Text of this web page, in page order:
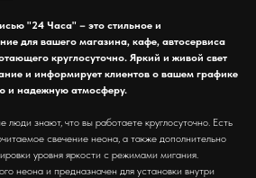
"24 Часа" – это стильное и
для вашего магазина, кафе, автосервиса
круглосуточно. Яркий и живой свет
и информирует клиентов о вашем графике
и надежную атмосферу.
знают, что вы работаете круглосуточно. Есть
свечение неона, а также дополнительно
уровня яркости с режимами мигания.
неона и предназначен для установки внутри